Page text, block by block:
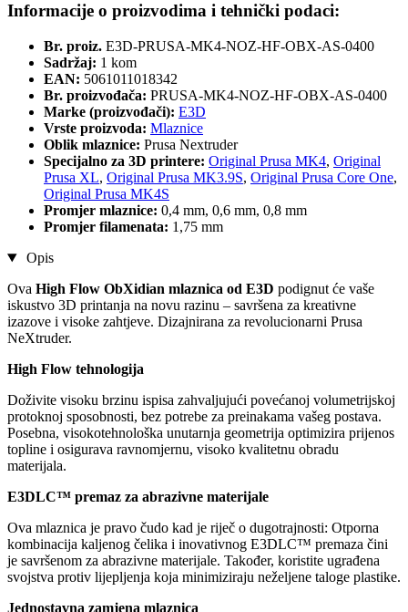
Informacije o proizvodima i tehnički podaci:
Br. proiz. E3D-PRUSA-MK4-NOZ-HF-OBX-AS-0400
Sadržaj: 1 kom
EAN: 5061011018342
Br. proizvođača: PRUSA-MK4-NOZ-HF-OBX-AS-0400
Marke (proizvođači): E3D
Vrste proizvoda: Mlaznice
Oblik mlaznice: Prusa Nextruder
Specijalno za 3D printere: Original Prusa MK4, Original
Prusa XL, Original Prusa MK3.9S, Original Prusa Core One,
Original Prusa MK4S
Promjer mlaznice: 0,4 mm, 0,6 mm, 0,8 mm
Promjer filamenata: 1,75 mm
Opis
Ova High Flow ObXidian mlaznica od E3D podignut će vaše
iskustvo 3D printanja na novu razinu – savršena za kreativne
izazove i visoke zahtjeve. Dizajnirana za revolucionarni Prusa
NeXtruder.
High Flow tehnologija
Doživite visoku brzinu ispisa zahvaljujući povećanoj volumetrijskoj
protoknoj sposobnosti, bez potrebe za preinakama vašeg postava.
Posebna, visokotehnološka unutarnja geometrija optimizira prijenos
topline i osigurava ravnomjernu, visoko kvalitetnu obradu
materijala.
E3DLC™ premaz za abrazivne materijale
Ova mlaznica je pravo čudo kad je riječ o dugotrajnosti: Otporna
kombinacija kaljenog čelika i inovativnog E3DLC™ premaza čini
je savršenom za abrazivne materijale. Također, koristite ugrađena
svojstva protiv lijepljenja koja minimiziraju neželjene taloge plastike.
Jednostavna zamjena mlaznica